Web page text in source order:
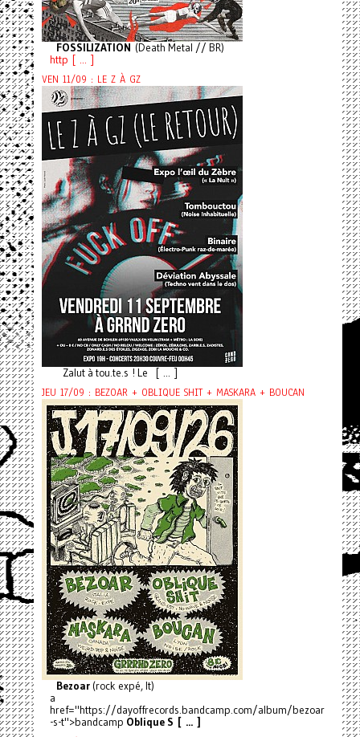
FOSSILIZATION (Death Metal // BR)
http [ ... ]
VEN 11/09 : LE Z À GZ
Zalut à tou.te.s ! Le [ ... ]
JEU 17/09 : BEZOAR + OBLIQUE SHIT + MASKARA + BOUCAN
Bezoar(rock expé, It)
a
href="https://dayoffrecords.bandcamp.com/album/bezoar
-s-t">bandcamp Oblique S [ ... ]